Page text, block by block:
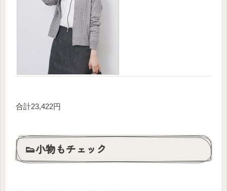
合計23,422円
👟小物もチェック